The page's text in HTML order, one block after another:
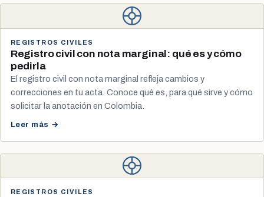
REGISTROS CIVILES
Registro civil con nota marginal: qué es y cómo
pedirla
El registro civil con nota marginal refleja cambios y
correcciones en tu acta. Conoce qué es, para qué sirve y cómo
solicitar la anotación en Colombia.
Leer más →
REGISTROS CIVILES